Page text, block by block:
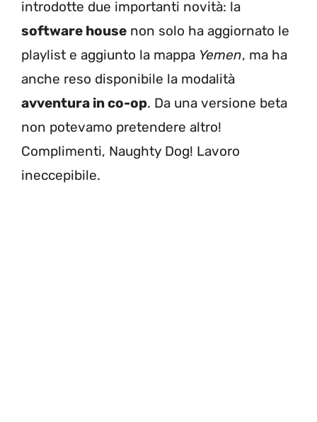
introdotte due importanti novità: la
software house non solo ha aggiornato le
playlist e aggiunto la mappa Yemen, ma ha
anche reso disponibile la modalità
avventura in co-op. Da una versione beta
non potevamo pretendere altro!
Complimenti, Naughty Dog! Lavoro
ineccepibile.